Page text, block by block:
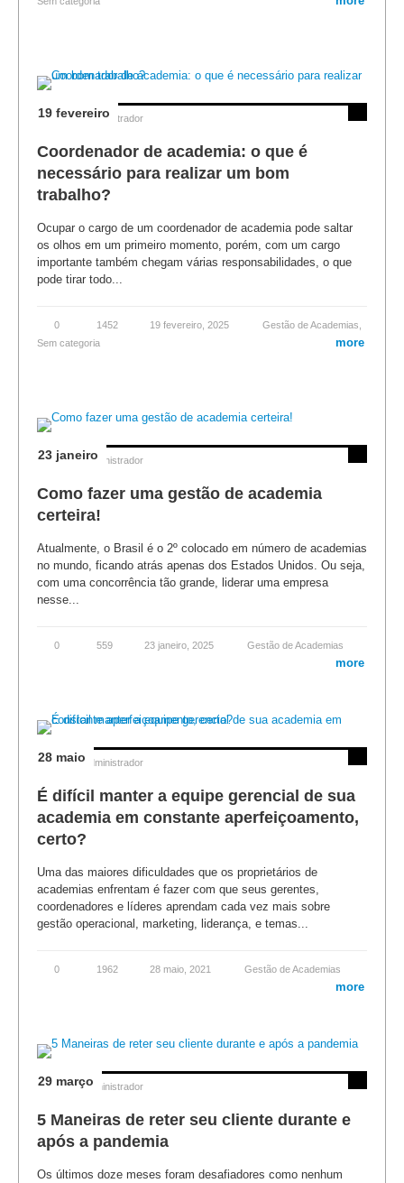
Posted byAdministrador
19 fevereiro
Coordenador de academia: o que é
necessário para realizar um bom
trabalho?
Ocupar o cargo de um coordenador de academia pode saltar
os olhos em um primeiro momento, porém, com um cargo
importante também chegam várias responsabilidades, o que
pode tirar todo...
0 1452 19 fevereiro, 2025 Gestão de Academias
Sem categoria
more
Posted byAdministrador
23 janeiro
Como fazer uma gestão de academia
certeira!
Atualmente, o Brasil é o 2º colocado em número de academias
no mundo, ficando atrás apenas dos Estados Unidos. Ou seja,
com uma concorrência tão grande, liderar uma empresa
nesse...
0 559 23 janeiro, 2025 Gestão de Academias
more
Posted byAdministrador
28 maio
É difícil manter a equipe gerencial de sua
academia em constante aperfeiçoamento,
certo?
Uma das maiores dificuldades que os proprietários de
academias enfrentam é fazer com que seus gerentes,
coordenadores e líderes aprendam cada vez mais sobre
gestão operacional, marketing, liderança, e temas...
0 1962 28 maio, 2021 Gestão de Academias
more
Posted byAdministrador
29 março
5 Maneiras de reter seu cliente durante e
após a pandemia
Os últimos doze meses foram desafiadores como nenhum